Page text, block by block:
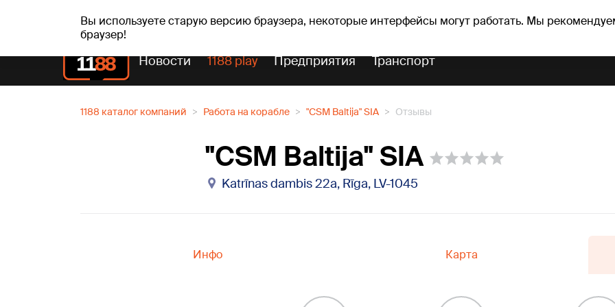
Вы используете старую версию браузера, некоторые интерфейсы могут работать. Мы
браузер!
пт, 07.08.2026. +17°C Alfrēds, Fredis, Madars Прогноз погоды Гороскопы
Новости 1188 play Предприятия Транспорт
1188 каталог компаний Работа на корабле "CSM Baltija" SIA Отзывы
"CSM Baltija" SIA
Katrīnas dambis 22a, Rīga, LV-1045
Инфо Карта